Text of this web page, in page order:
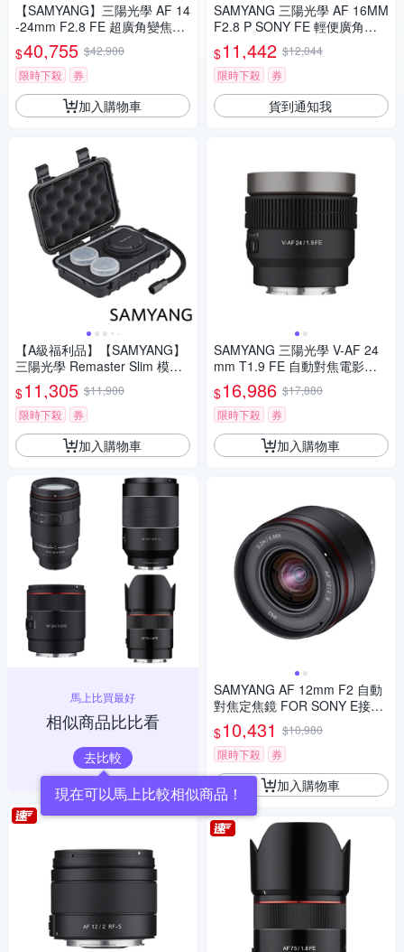
【SAMYANG】三陽光學 AF 14
-24mm F2.8 FE 超廣角變焦鏡
頭 公司貨
$40,755 $42,900
限時下殺
券
加入購物車
【A級福利品】【SAMYANG】
三陽光學 Remaster Slim 模組
化鏡頭套組 公司貨
$11,305 $11,900
限時下殺
券
加入購物車
馬上比買最好
相似商品比比看
去比較
現在可以馬上比較相似商品！
SAMYANG 三陽光學 AF 16MM
F2.8 P SONY FE 輕便廣角鏡
頭 公司貨
$11,442 $12,044
限時下殺
券
貨到通知我
SAMYANG 三陽光學 V-AF 24
mm T1.9 FE 自動對焦電影鏡 S
ony FE 公司貨
$16,986 $17,880
限時下殺
券
加入購物車
SAMYANG AF 12mm F2 自動
對焦定焦鏡 FOR SONY E接環
(公司貨)
$10,431 $10,980
限時下殺
券
加入購物車